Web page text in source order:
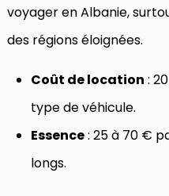
voyager en Albanie,
des régions éloignées.
Coût de location :
type de véhicule.
Essence: 25 à 70 €
longs.